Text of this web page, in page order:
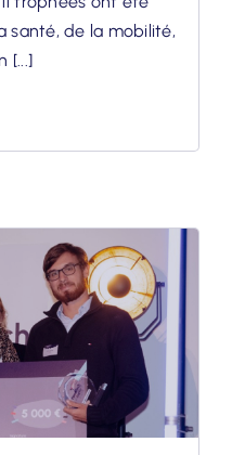
santé, de la mobilité,
[...]